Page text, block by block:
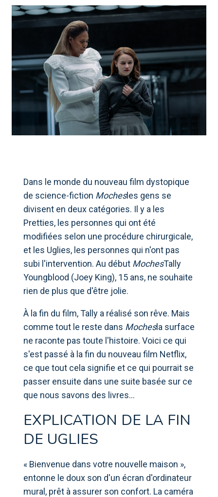
Dans le monde du nouveau film dystopique
de science-fiction Mochesles gens se
divisent en deux catégories. Il y a les
Pretties, les personnes qui ont été
modifiées selon une procédure chirurgicale,
et les Uglies, les personnes qui n'ont pas
subi l'intervention. Au début MochesTally
Youngblood (Joey King), 15 ans, ne souhaite
rien de plus que d'être jolie.
À la fin du film, Tally a réalisé son rêve. Mais
comme tout le reste dans Mochesla surface
ne raconte pas toute l'histoire. Voici ce qui
s'est passé à la fin du nouveau film Netflix,
ce que tout cela signifie et ce qui pourrait se
passer ensuite dans une suite basée sur ce
que nous savons des livres…
EXPLICATION DE LA FIN
DE UGLIES
« Bienvenue dans votre nouvelle maison »,
entonne le doux son d'un écran d'ordinateur
mural, prêt à assurer son confort. La caméra